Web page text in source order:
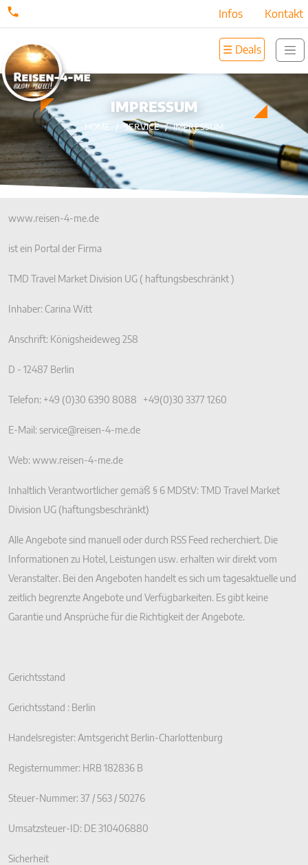
Infos Kontakt
☰ Deals
IMPRESSUM
HOME SERVICE IMPRESSUM
www.reisen-4-me.de
ist ein Portal der Firma
TMD Travel Market Division UG ( haftungsbeschränkt )
Inhaber: Carina Witt
Anschrift: Königsheideweg 258
D - 12487 Berlin
Telefon: +49 (0)30 6390 8088 +49(0)30 3377 1260
E-Mail: service@reisen-4-me.de
Web: www.reisen-4-me.de
Inhaltlich Verantwortlicher gemäß § 6 MDStV: TMD Travel Market
Division UG (haftungsbeschränkt)
Alle Angebote sind manuell oder durch RSS Feed recherchiert. Die
Informationen zu Hotel, Leistungen usw. erhalten wir direkt vom
Veranstalter. Bei den Angeboten handelt es sich um tagesaktuelle und
zeitlich begrenzte Angebote und Verfügbarkeiten. Es gibt keine
Garantie und Ansprüche für die Richtigkeit der Angebote.
Gerichtsstand
Gerichtsstand : Berlin
Handelsregister: Amtsgericht Berlin-Charlottenburg
Registernummer: HRB 182836 B
Steuer-Nummer: 37 / 563 / 50276
Umsatzsteuer-ID: DE 310406880
Sicherheit